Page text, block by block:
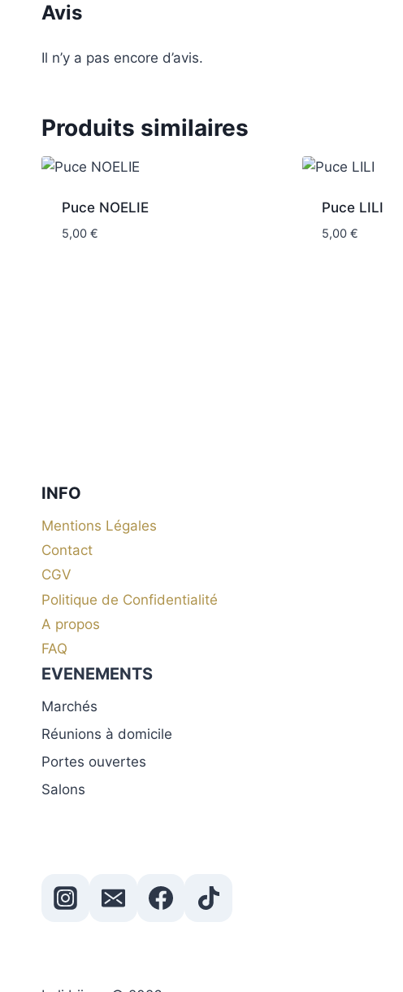
Avis
Il n’y a pas encore d’avis.
Produits similaires
Puce NOELIE
5,00 €
Puce LILI
5,00 €
INFO
Mentions Légales
Contact
CGV
Politique de Confidentialité
A propos
FAQ
EVENEMENTS
Marchés
Réunions à domicile
Portes ouvertes
Salons